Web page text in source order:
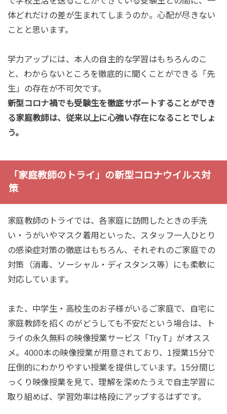
体どれだけの差が生まれてしまうのか。心配が尽きない
ことと思います。
学力アップには、本人の自主的な学習はもちろんのこ
と、わからないところを徹底的に聞くことができる「先
生」の存在が不可欠です。
新型コロナ禍でも受験生を徹底サポートすることができ
る家庭教師は、従来以上に心強い存在になることでしょ
う。
「家庭教師のトライ」の新型コロナウイルス対
策
家庭教師のトライでは、各家庭に訪問したときの手洗
い・うがいやマスク着用といった、スタッフ一人ひとり
の感染症対策の徹底はもちろん、それぞれのご家庭での
対策（消毒、ソーシャル・ディスタンス等）にも柔軟に
対応しています。
また、中学生・高校生のお子様がいるご家庭で、自宅に
家庭教師を招くのがどうしても不安だという場合は、ト
ライの永久無料の映像授業サービス「Try T」がオスス
メ。4000本の映像授業が用意されており、1授業15分で
圧倒的にわかりやすい授業を提供しています。15分間じ
っくり映像授業を見て、理解を深めたうえで自主学習に
取り組めば、学習効率は格段にアップするはずです。